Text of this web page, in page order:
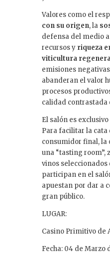
Valores como el
con su origen, la
defensa del medio
recursos y riqueza
viticultura
emisiones negativas
abanderan el valor
procesos
calidad contrastada
El salón es
Para facilitar la cata
consumidor final, la
una “tasting room”,
vinos seleccionados
participan en el
apuestan por dar a
gran público.
LUGAR:
Casino Primitivo de
Fecha: 04 de Marzo